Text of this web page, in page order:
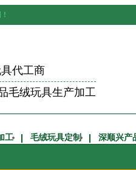
代工商
毛绒玩具生产加工
工 毛绒玩具定制 深顺兴产